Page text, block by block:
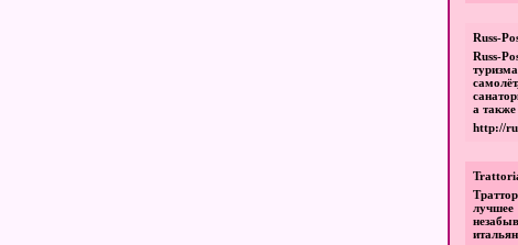
Russ-
Russ-
а также
http://